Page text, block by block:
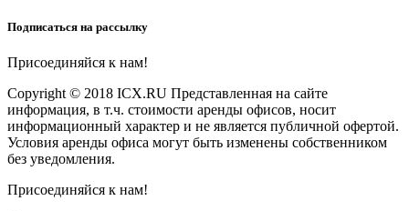
Подписаться на рассылку
Присоединяйся к нам!
Copyright © 2018 ICX.RU Представленная на сайте
информация, в т.ч. стоимости аренды офисов, носит
информационный характер и не является публичной офертой.
Условия аренды офиса могут быть изменены собственником
без уведомления.
Присоединяйся к нам!